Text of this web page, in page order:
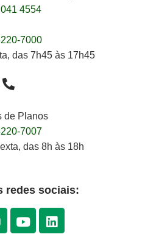
4554
7000
das 7h45 às 17h45
de Planos
7007
das 8h às 18h
redes sociais: